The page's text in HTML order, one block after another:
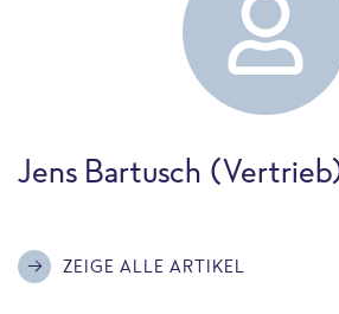
Jens Bartusch
ZEIGE ALLE ARTIKEL